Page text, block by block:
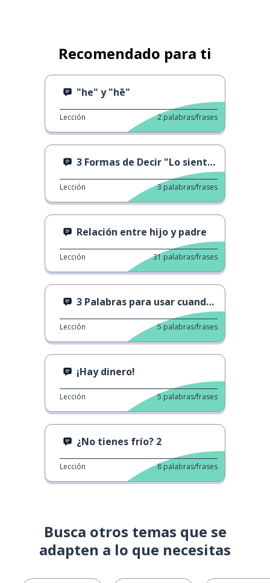
Recomendado para ti
"he" y "hē"
Lección 2 palabras/frases
3 Formas de Decir "Lo siento" 2
Lección 3 palabras/frases
Relación entre hijo y padre
Lección 31 palabras/frases
3 Palabras para usar cuando estás pensando
Lección 5 palabras/frases
¡Hay dinero!
Lección 5 palabras/frases
¿No tienes frío? 2
Lección 8 palabras/frases
Busca otros temas que se
adapten a lo que necesitas